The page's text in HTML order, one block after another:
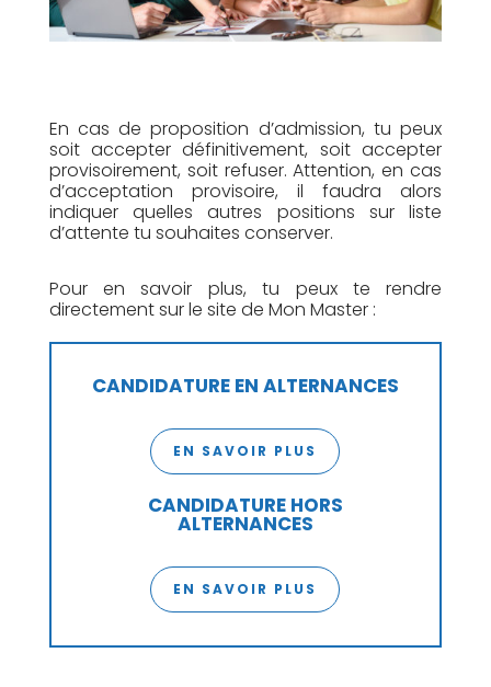
En cas de proposition d’admission, tu peux
soit accepter définitivement, soit accepter
provisoirement, soit refuser. Attention, en cas
d’acceptation provisoire, il faudra alors
indiquer quelles autres positions sur liste
d’attente tu souhaites conserver.
Pour en savoir plus, tu peux te rendre
directement sur le site de Mon Master :
CANDIDATURE EN ALTERNANCES
EN SAVOIR PLUS
CANDIDATURE HORS
ALTERNANCES
EN SAVOIR PLUS